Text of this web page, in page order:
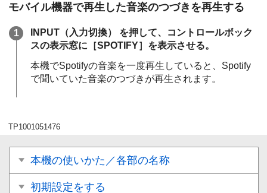
モバイル機器で再生した音楽のつづきを再生する
INPUT （ 入力切換） を押して、コントロールボック
スの表示窓に［SPOTIFY］を表示させる。
本機でSpotifyの音楽を一度再生していると、 Spotify
で聞いていた音楽のつづきが再生されます。
TP1001051476
本機の使いかた／各部の名称
初期設定をする